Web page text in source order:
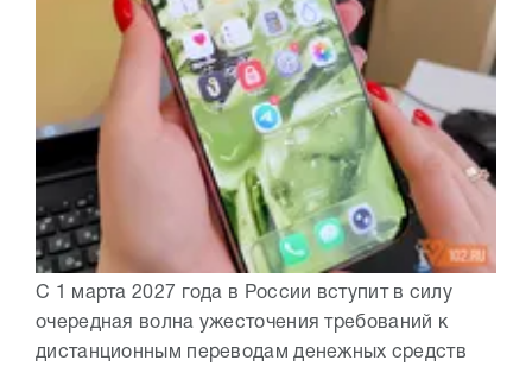
С 1 марта 2027 года в России вступит в силу
очередная волна ужесточения требований к
дистанционным переводам денежных средств